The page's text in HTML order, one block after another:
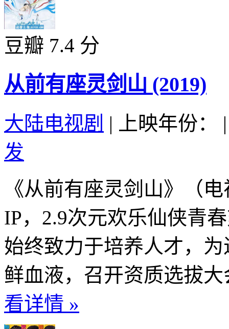
豆瓣 7.4 分
从前有座灵剑山 (2019)
大陆电视剧 | 上映年份：
|
发
《从前有座灵剑山》（
IP，2.9次元欢乐仙侠青
始终致力于培养人才，
鲜血液，召开资质选拔
看详情 »